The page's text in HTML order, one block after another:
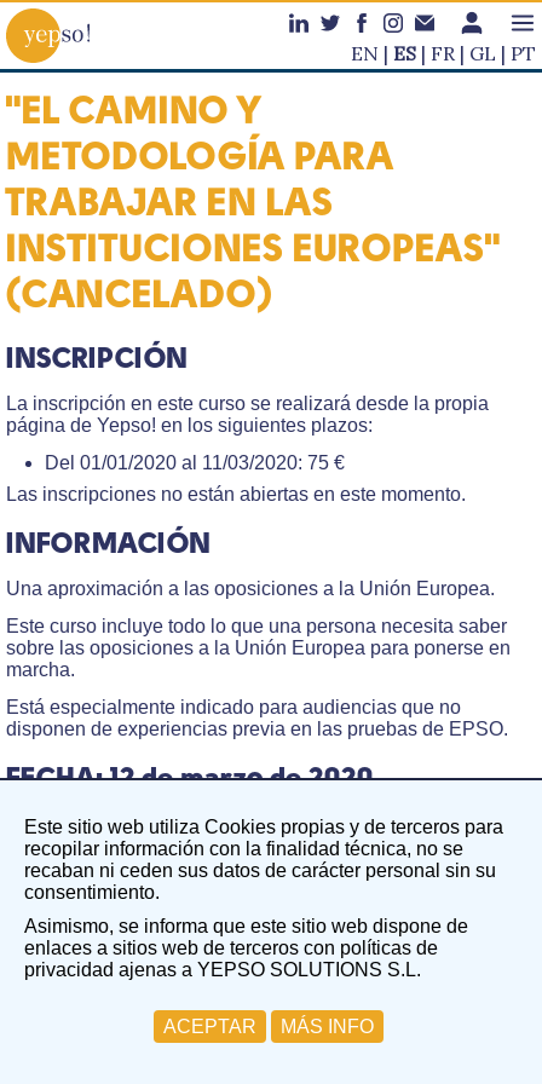
EN ES FR GL PT
"EL CAMINO Y
METODOLOGÍA PARA
TRABAJAR EN LAS
INSTITUCIONES EUROPEAS"
(CANCELADO)
INSCRIPCIÓN
La inscripción en este curso se realizará desde la propia
página de Yepso! en los siguientes plazos:
Del 01/01/2020 al 11/03/2020: 75 €
Las inscripciones no están abiertas en este momento.
INFORMACIÓN
Una aproximación a las oposiciones a la Unión Europea.
Este curso incluye todo lo que una persona necesita saber
sobre las oposiciones a la Unión Europea para ponerse en
marcha.
Está especialmente indicado para audiencias que no
disponen de experiencias previa en las pruebas de EPSO.
FECHA: 12 de marzo de 2020
Comienzo: 17.00h.
Fin: 21.00h.
LUGAR:
CREC Coworking Barcelona Eixample
Gran Via de les Corts Catalanes 672
DESTINATARIOS:
Este sitio web utiliza Cookies propias y de terceros para
recopilar información con la finalidad técnica, no se
recaban ni ceden sus datos de carácter personal sin su
consentimiento.
Asimismo, se informa que este sitio web dispone de
enlaces a sitios web de terceros con políticas de
privacidad ajenas a YEPSO SOLUTIONS S.L.
ACEPTAR MÁS INFO